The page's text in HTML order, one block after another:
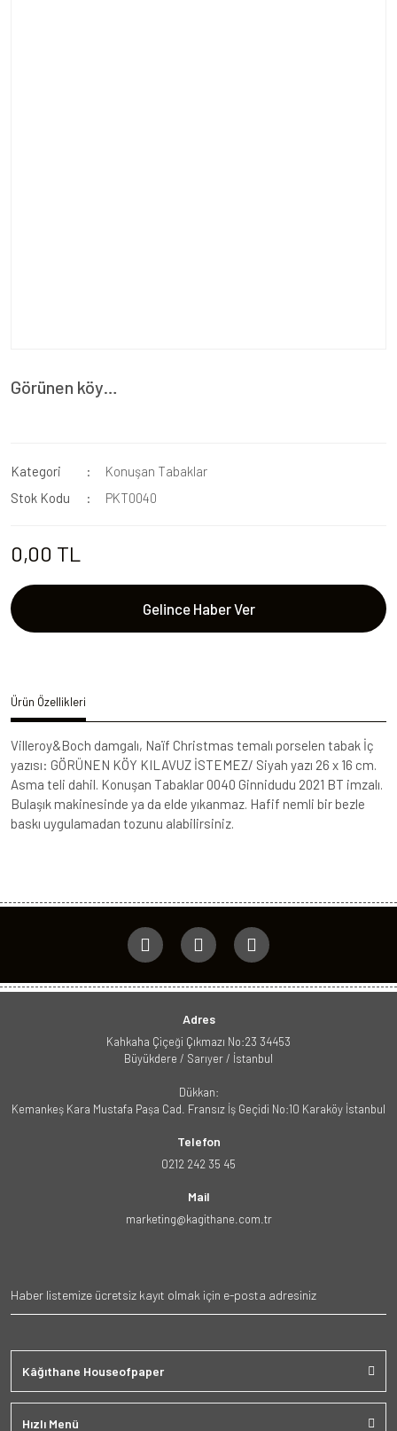
Görünen köy…
Kategori
Konuşan Tabaklar
Stok Kodu
PKT0040
0,00 TL
Gelince Haber Ver
Ürün Özellikleri
Villeroy&Boch damgalı, Naïf Christmas temalı porselen tabak İç
yazısı: GÖRÜNEN KÖY KILAVUZ İSTEMEZ/ Siyah yazı 26 x 16 cm.
Asma teli dahil. Konuşan Tabaklar 0040 Ginnidudu 2021 BT imzalı.
Bulaşık makinesinde ya da elde yıkanmaz. Hafif nemli bir bezle
baskı uygulamadan tozunu alabilirsiniz.
Adres
Kahkaha Çiçeği Çıkmazı No:23 34453
Büyükdere / Sarıyer / İstanbul
Dükkan:
Kemankeş Kara Mustafa Paşa Cad. Fransız İş Geçidi No:10 Karaköy İstanbul
Telefon
0212 242 35 45
Mail
marketing@kagithane.com.tr
Kâğıthane Houseofpaper
Hızlı Menü